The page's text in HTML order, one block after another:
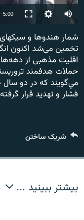
صفحه پشتو
Azadi English
به ما بپیوندید
Auto
5:00
360p
480p
تخمين می‌شد اكنون
اقليت مذهبى از
حملات هدفمند
مي‌گويند كه در دو
فشار و تهديد قرار
شریک ساختن
بیشتر ببینید ...